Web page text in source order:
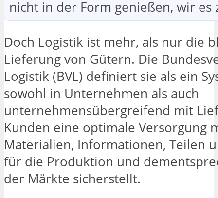
nicht in der Form genießen, wir es
Doch Logistik ist mehr, als nur die
Lieferung von Gütern. Die
Logistik (BVL) definiert sie als ein
sowohl in Unternehmen als auch
unternehmensübergreifend mit
Kunden eine optimale Versorgung
Materialien, Informationen, Teilen
für die Produktion und
der Märkte sicherstellt.